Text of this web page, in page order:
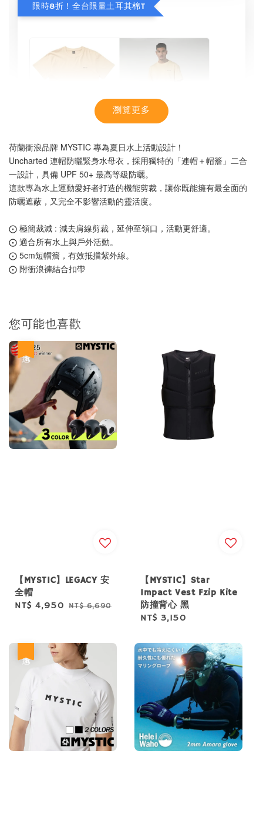
限時8折！全台限量土耳其棉T
【MYSTIC】潮流T恤 舒適涼感 土耳其棉
NT$ 899
瀏覽更多
荷蘭衝浪品牌 MYSTIC 專為夏日水上活動設計！
Uncharted 連帽防曬緊身水母衣，採用獨特的「連帽＋帽簷」二合
一設計，具備 UPF 50+ 最高等級防曬。
這款專為水上運動愛好者打造的機能剪裁，讓你既能擁有最全面的
防曬遮蔽，又完全不影響活動的靈活度。
⨀ 極簡裁減 : 減去肩線剪裁，延伸至領口，活動更舒適。
⨀ 適合所有水上與戶外活動。
⨀ 5cm短帽簷，有效抵擋紫外線。
⨀ 附衝浪褲結合扣帶
您可能也喜歡
【MYSTIC】LEGACY 安
全帽
Sale
NT$ 4,950 Regular
NT$ 6,690
【MYSTIC】Star
Impact Vest Fzip Kite
防撞背心 黑
Regular
NT$ 3,150